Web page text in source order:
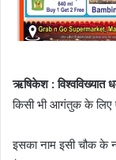
ऋषिकेश : विश्वविख्यात
किसी भी आगंतुक के
इसका नाम इसी चौक